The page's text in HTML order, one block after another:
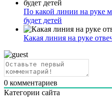
По какой линии на руке
будет детей
Какая линия на руке
0 комментариев
Категории сайта